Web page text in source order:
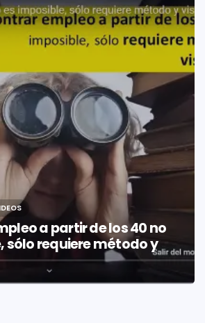
a partir de los 40 no
sólo requiere método y